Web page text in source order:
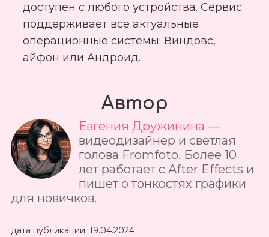
доступен с любого устройства. Сервис
поддерживает все актуальные
операционные системы: Виндовс,
айфон или Андроид.
Автор
Евгения Дружинина —
видеодизайнер и светлая
голова Fromfoto. Более 10
лет работает с After Effects и
пишет о тонкостях графики
для новичков.
дата публикации: 19.04.2024